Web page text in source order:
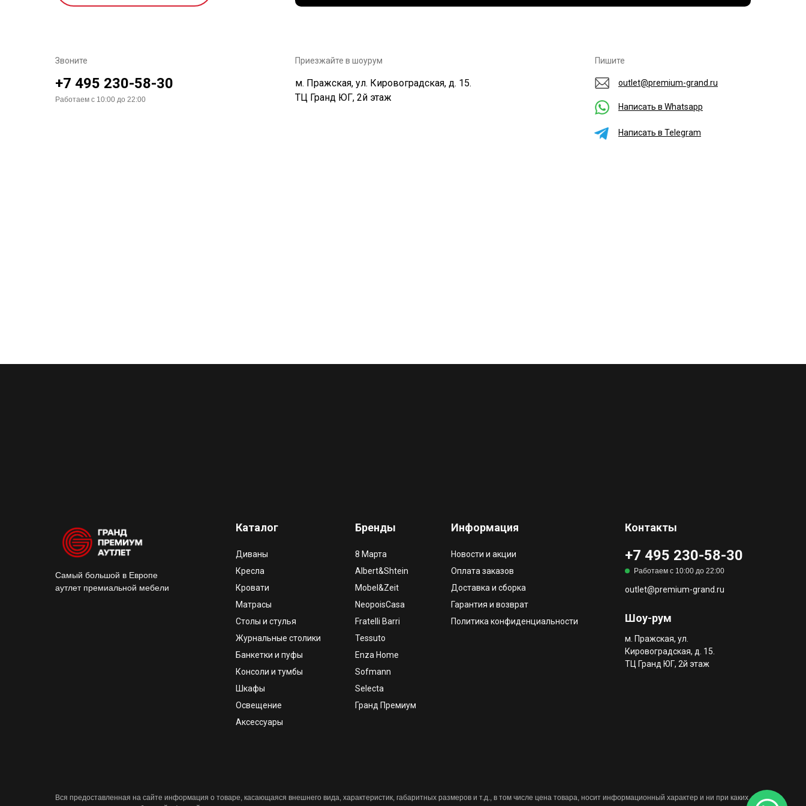
outlet@premium-grand.ru
Написать в Whatsapp
Написать в Telegram
+7 495 230-58-30
Работаем с 10:00 до 22:00
м. Пражская, ул. Кировоградская, д. 15.
ТЦ Гранд ЮГ, 2й этаж
Звоните Приезжайте в шоурум Пишите
Работаем с 10:00 до 22:00
Кресла
Столы и стулья
Матрасы
Шкафы
Освещение
Диваны
Журнальные столики
Банкетки и пуфы
Аксессуары
Консоли и тумбы
Кровати
Вся предоставленная на сайте информация о товаре, касающаяся внешнего вида, характеристик, габаритных размеров и т.д., в том числе цена товара, носит информационный характер и ни при каких
Самый большой в Европе
аутлет премиальной мебели
+7 495 230-58-30
Каталог Контакты
Шоу-рум
Информация
Бренды
outlet@premium-grand.ru
м. Пражская, ул.
Кировоградская, д. 15.
ТЦ Гранд ЮГ, 2й этаж
Оплата заказов
Доставка и сборка
Гарантия и возврат
Политика конфиденциальности
Mobel&Zeit
Tessuto
8 Марта
Fratelli Barri
Sofmann
Selecta
Enza Home
Albert&Shtein
NeopoisCasa
Новости и акции
Гранд Премиум